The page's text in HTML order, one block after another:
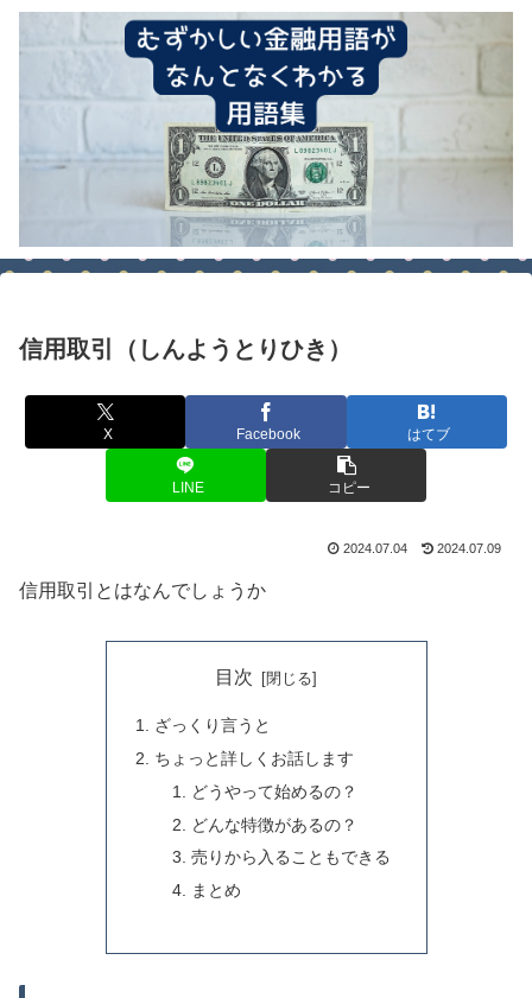
信用取引（しんようとりひき）
X Facebook はてブ
LINE コピー
2024.07.04 2024.07.09
信用取引とはなんでしょうか
目次
ざっくり言うと
ちょっと詳しくお話します
どうやって始めるの？
どんな特徴があるの？
売りから入ることもできる
まとめ